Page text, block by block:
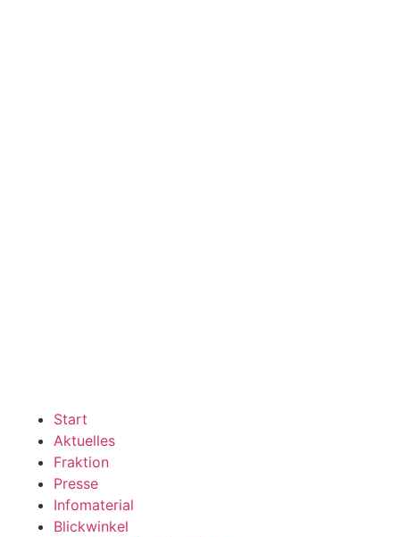
Start
Aktuelles
Fraktion
Presse
Infomaterial
Blickwinkel